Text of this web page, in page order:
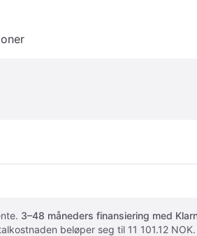
3–48 måneders finansiering med
beløper seg til 11 101.12